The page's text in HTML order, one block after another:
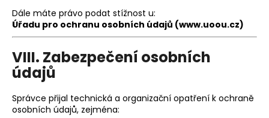
Dále máte právo podat stížnost u:
Úřadu pro ochranu osobních údajů (www.uoou.cz)
VIII. Zabezpečení osobních
údajů
Správce přijal technická a organizační opatření k ochraně
osobních údajů, zejména: